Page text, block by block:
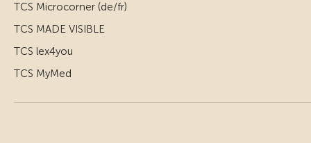
TCS Microcorner (de/fr)
TCS MADE VISIBLE
TCS lex4you
TCS MyMed